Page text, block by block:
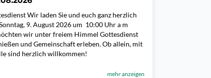
Wir laden Sie und euch ganz herzlich
9. August 2026 um 10:00 Uhr a m
wir unter freiem Himmel Gottesdienst
und Gemeinschaft erleben. Ob allein, mit
sind herzlich willkommen!
mehr anzeigen